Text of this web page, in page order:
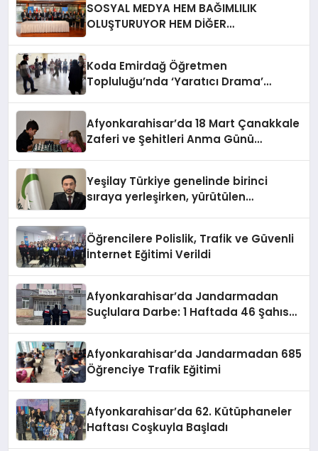
SOSYAL MEDYA HEM BAĞIMLILIK
OLUŞTURUYOR HEM DİĞER
Koda Emirdağ Öğretmen
Topluluğu’nda ‘Yaratıcı Drama’
Afyonkarahisar’da 18 Mart Çanakkale
Zaferi ve Şehitleri Anma Günü
Yeşilay Türkiye genelinde birinci
sıraya yerleşirken, yürütülen
Öğrencilere Polislik, Trafik ve Güvenli
İnternet Eğitimi Verildi
Afyonkarahisar’da Jandarmadan
Suçlulara Darbe: 1 Haftada 46 Şahıs
Afyonkarahisar’da Jandarmadan 685
Öğrenciye Trafik Eğitimi
Afyonkarahisar’da 62. Kütüphaneler
Haftası Coşkuyla Başladı